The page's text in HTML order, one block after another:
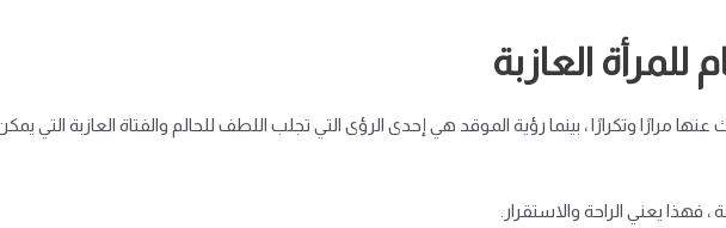
العازبة
مرارًا وتكرارًا ، بينما رؤية الموقد هي إحدى الرؤى التي تجلب اللطف للحالم والفتاة العازبة التي
يعني الراحة والاستقرار.